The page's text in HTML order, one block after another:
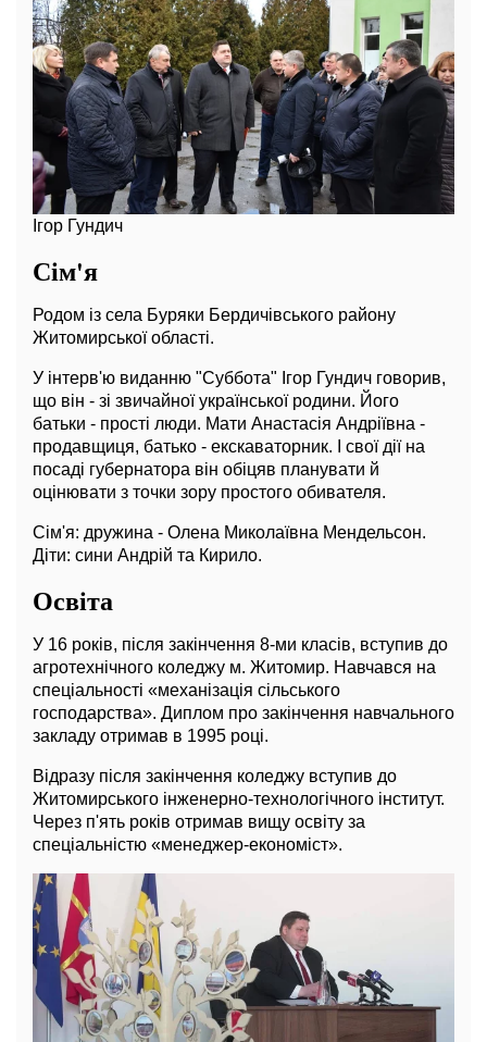
Ігор Гундич
Сім'я
Родом із села Буряки Бердичівського району
Житомирської області.
У інтерв'ю виданню "Суббота" Ігор Гундич говорив,
що він - зі звичайної української родини. Його
батьки - прості люди. Мати Анастасія Андріївна -
продавщиця, батько - екскаваторник. І свої дії на
посаді губернатора він обіцяв планувати й
оцінювати з точки зору простого обивателя.
Сім'я: дружина - Олена Миколаївна Мендельсон.
Діти: сини Андрій та Кирило.
Освіта
У 16 років, після закінчення 8-ми класів, вступив до
агротехнічного коледжу м. Житомир. Навчався на
спеціальності «механізація сільського
господарства». Диплом про закінчення навчального
закладу отримав в 1995 році.
Відразу після закінчення коледжу вступив до
Житомирського інженерно-технологічного інститут.
Через п'ять років отримав вищу освіту за
спеціальністю «менеджер-економіст».